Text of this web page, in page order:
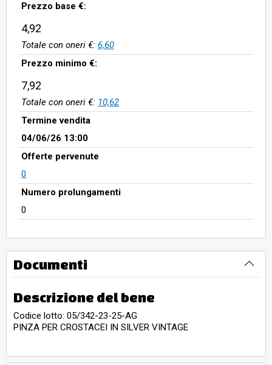
Prezzo base €:
4,92
Totale con oneri €: 6,60
Prezzo minimo €:
7,92
Totale con oneri €: 10,62
Termine vendita
04/06/26 13:00
Offerte pervenute
0
Numero prolungamenti
0
Documenti
Descrizione del bene
Codice lotto: 05/342-23-25-AG
PINZA PER CROSTACEI IN SILVER VINTAGE